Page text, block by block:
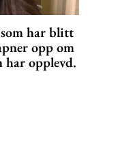
har blitt
opp om
har opplevd.